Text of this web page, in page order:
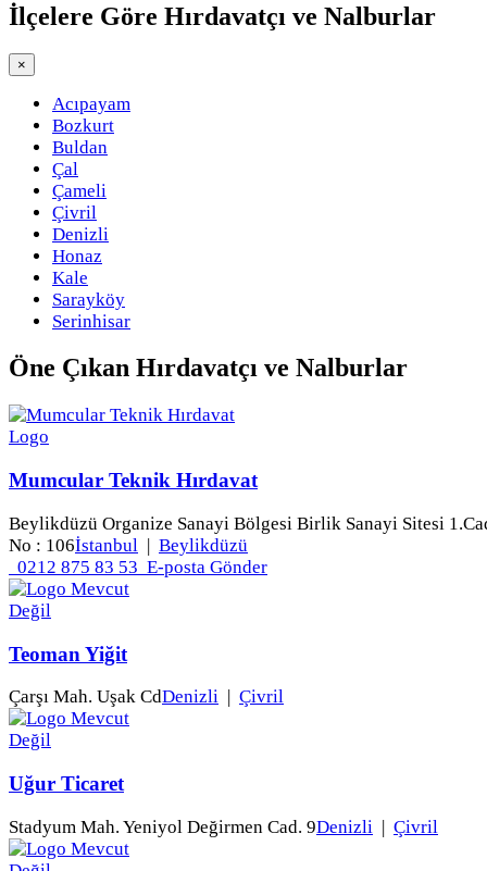
İlçelere Göre Hırdavatçı ve Nalburlar
×
Acıpayam
Bozkurt
Buldan
Çal
Çameli
Çivril
Denizli
Honaz
Kale
Sarayköy
Serinhisar
Öne Çıkan Hırdavatçı ve Nalburlar
Mumcular Teknik Hırdavat
Beylikdüzü Organize Sanayi Bölgesi Birlik Sanayi Sitesi
No : 106İstanbul | Beylikdüzü
0212 875 83 53 E-posta Gönder
Teoman Yiğit
Çarşı Mah. Uşak CdDenizli Çivril
Uğur Ticaret
Stadyum Mah. Yeniyol Değirmen Cad. 9Denizli | Çivril